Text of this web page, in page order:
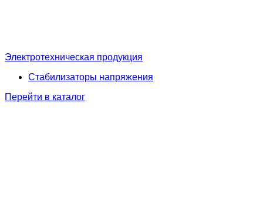
Электротехническая продукция
Стабилизаторы напряжения
Перейти в каталог